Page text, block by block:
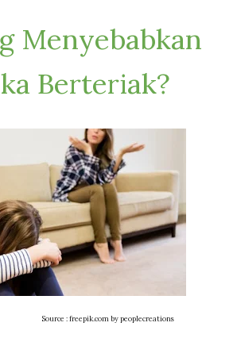
Menyebabkan
Berteriak?
Source : freepik.com by peoplecreations